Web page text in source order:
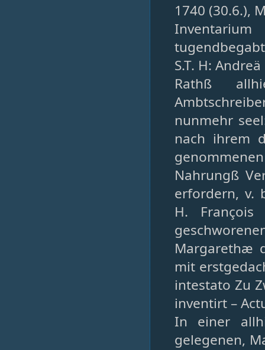
1740 (30.6.),
S.T. H:
Rathß
nunmehr
nach ihrem
Nahrungß
erfordern, v.
H.
Margarethæ
mit
intestato Zu
inventirt –
In einer
gelegenen,